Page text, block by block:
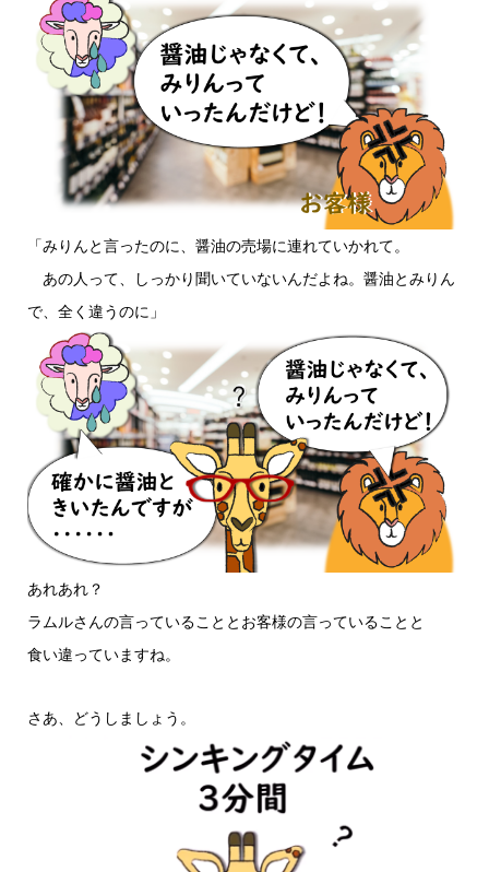
「みりんと言ったのに、醤油の売場に連れていかれて。
あの人って、しっかり聞いていないんだよね。醤油とみりん
で、全く違うのに」
あれあれ？
ラムルさんの言っていることとお客様の言っていることと
食い違っていますね。
さあ、どうしましょう。